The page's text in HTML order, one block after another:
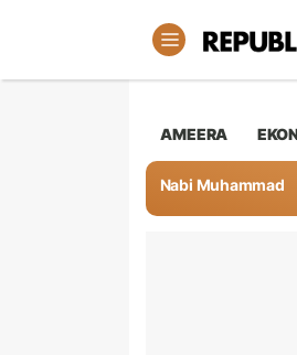
AMEERA
Nabi Muhammad